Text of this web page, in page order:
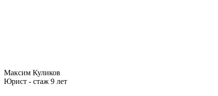
Максим Куликов
Юрист - стаж 9 лет